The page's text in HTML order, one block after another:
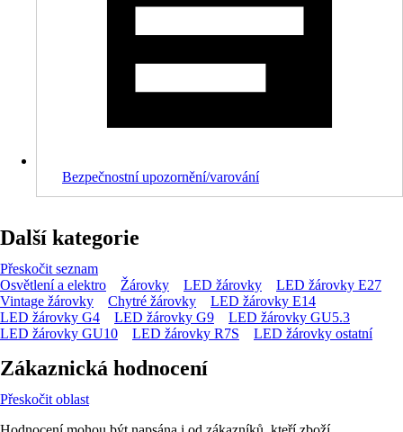
Bezpečnostní upozornění/varování
Další kategorie
Přeskočit seznam
Osvětlení a elektro
Žárovky LED žárovky
LED žárovky E27
Vintage žárovky
Chytré žárovky
LED žárovky E14
LED žárovky G4
LED žárovky G9
LED žárovky GU5.3
LED žárovky GU10
LED žárovky R7S LED žárovky ostatní
Zákaznická hodnocení
Přeskočit oblast